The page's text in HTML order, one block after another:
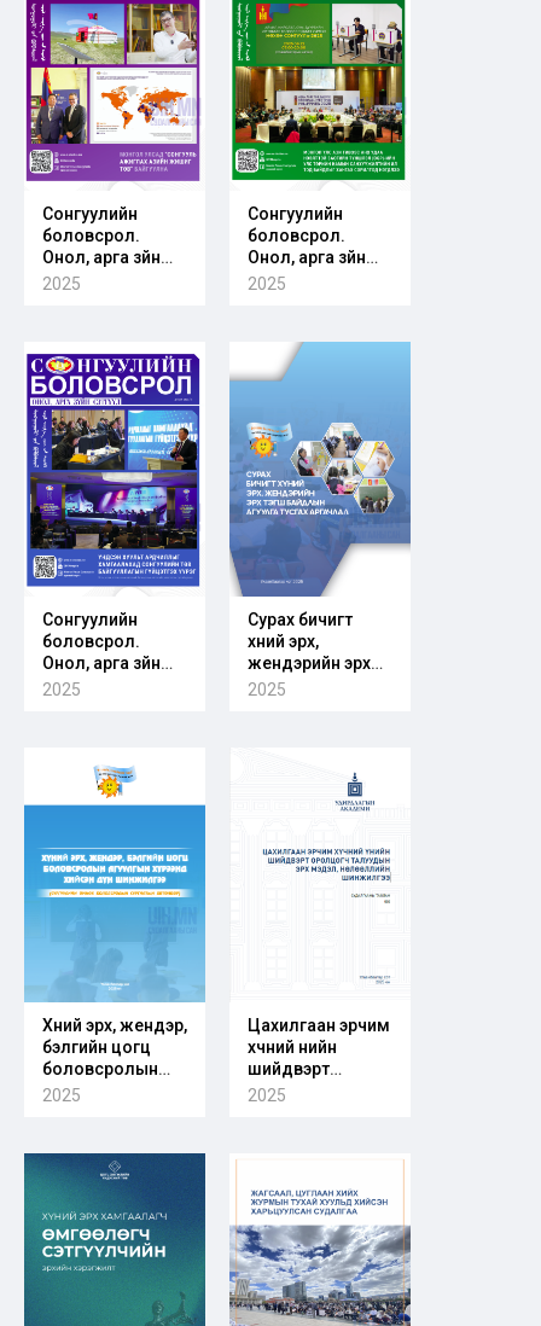
Сонгуулийн
боловсрол.
Онол, арга зүйн
сэтгүүл. Дугаар
2025
Сонгуулийн
боловсрол.
Онол, арга зүйн
сэтгүүл. Дугаар
2025
Сонгуулийн
боловсрол.
Онол, арга зүйн
сэтгүүл. Дугаар
2025
Сурах бичигт
хүний эрх,
жендэрийн эрх
тэгш байдлын
2025
Хүний эрх, жендэр,
бэлгийн цогц
боловсролын
агуулгын хүрээнд
(Сургуулийн
өмнөх
сургалтын
хөтөлбөр)
2025
Цахилгаан эрчим
хүчний үнийн
шийдвэрт
оролцогч
2025